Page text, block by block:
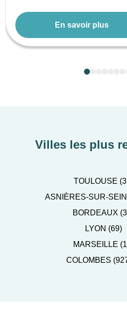
En savoir plus
Villes les plus
TOULOUSE
ASNIÈRES-SUR-
BORDEAUX
LYON (69)
MARSEILLE
COLOMBES